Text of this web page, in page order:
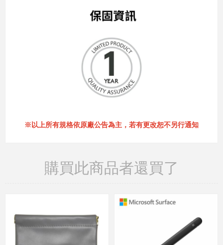
※以上所有規格依原廠公告為主，若有更改恕不另行通知
購買此商品者還買了